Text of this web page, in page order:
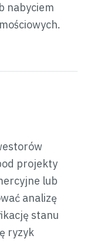
nabyciem
projekty
lub
analizę
stanu
ryzyk